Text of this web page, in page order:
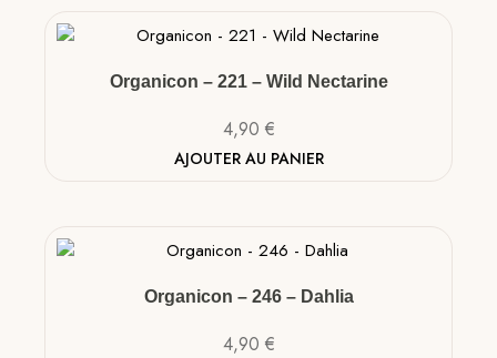
Organicon – 221 – Wild Nectarine
4,90 €
AJOUTER AU PANIER
Organicon – 246 – Dahlia
4,90 €